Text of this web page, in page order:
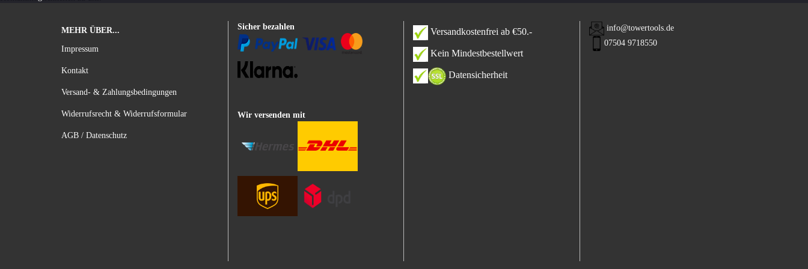
MEHR ÜBER...
Impressum
Kontakt
Versand- & Zahlungsbedingungen
Widerrufsrecht & Widerrufsformular
AGB / Datenschutz
Sicher bezahlen
Wir versenden mit
Versandkostenfrei ab €50.-
Kein Mindestbestellwert
Datensicherheit
info@towertools.de
07504 9718550